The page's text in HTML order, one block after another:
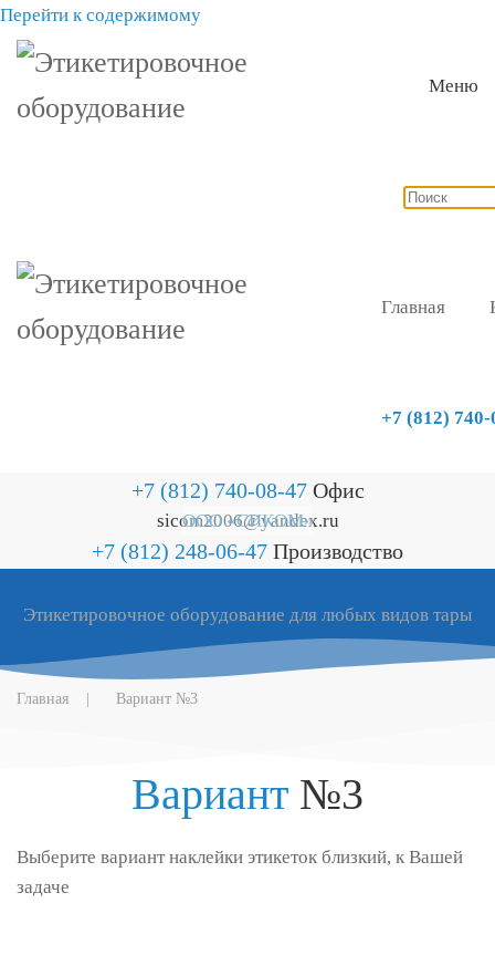
Перейти к содержимому
Меню
Главная
+7 (812) 740-
+7 (812) 740-08-47Офис
sicom2006@yandex.ru
+7 (812) 248-06-47 Производство
ООО «СИКОМ»
Этикетировочное оборудование для любых видов тары
Главная Вариант №3
Вариант №3
Выберите вариант наклейки этикеток близкий, к Вашей
задаче